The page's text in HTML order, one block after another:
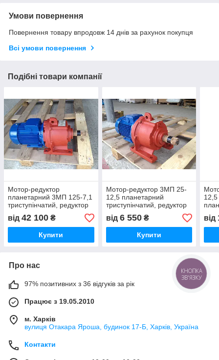
Умови повернення
Повернення товару впродовж 14 днів за рахунок покупця
Всі умови повернення
Подібні товари компанії
Мотор-редуктор
планетарний 3МП 125-7,1
триступінчатий, редуктор
4МП 125-7,1 планетарний
від 42 100 ₴
Купити
Мотор-редуктор 3МП 25-
12,5 планетарний
триступінчатий, редуктор
4МП 25-12,5 планетарний
від 6 550₴
Купити
12,5
від
Про нас
97% позитивних з 36 відгуків за рік
Працює з 19.05.2010
м. Харків
вулиця Отакара Яроша, будинок 17-Б, Харків, Україна
Контакти
КНОПКА
ЗВ'ЯЗКУ